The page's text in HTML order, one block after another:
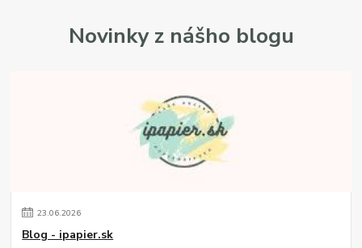
Novinky z nášho blogu
23.06.2026
Blog - ipapier.sk